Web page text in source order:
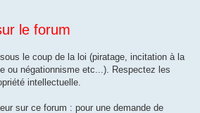
le forum
le coup de la loi (piratage, incitation à la
ou négationnisme etc...). Respectez les
intellectuelle.
sur ce forum : pour une demande de